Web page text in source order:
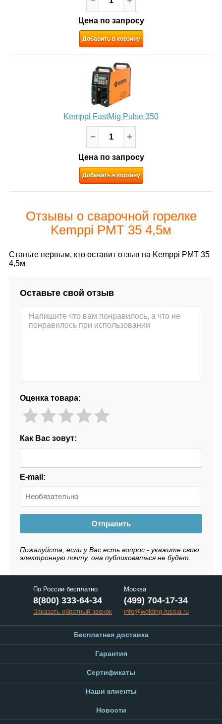
Цена по запросу
Добавить в корзину
Kemppi FastMig Pulse 350
Цена по запросу
Добавить в корзину
Отзывы о сварочной горелке
Kemppi РМТ 35 4,5м
Станьте первым, кто оставит отзыв на Kemppi РМТ 35
4,5м
Оставьте свой отзыв
Оценка товара:
Как Вас зовут:
E-mail:
Отправить
Пожалуйста, если у Вас есть вопрос - укажите свою
электронную почту, она публиковаться не будет.
По России бесплатно
8(800) 333-64-34
Заказать обратный звонок
Москва
(499) 704-17-34
info@welding-russia.ru
Бесплатная доставка
Гарантия
Сертификаты
Наши клиенты
Новости